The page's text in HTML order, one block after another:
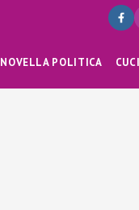
NOVELLA POLITICA